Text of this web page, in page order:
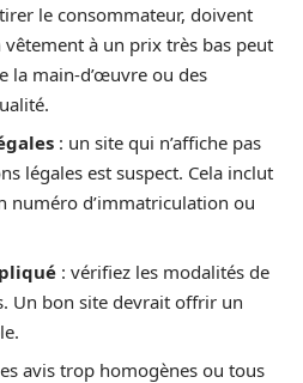
le consommateur, doivent
à un prix très bas peut
la main-d’œuvre ou des
: un site qui n’affiche pas
légales est suspect. Cela inclut
numéro d’immatriculation ou
: vérifiez les modalités de
Un bon site devrait offrir un
avis trop homogènes ou tous